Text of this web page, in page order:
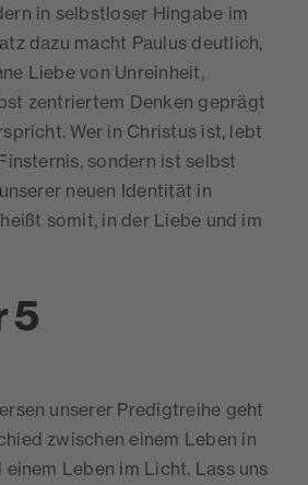
in selbstloser Hingabe im
dazu macht Paulus deutlich,
Liebe von Unreinheit,
zentriertem Denken geprägt
Wer in Christus ist, lebt
sondern ist selbst
neuen Identität in
somit, in der Liebe und im
5
unserer Predigtreihe geht
zwischen einem Leben in
Leben im Licht. Lass uns